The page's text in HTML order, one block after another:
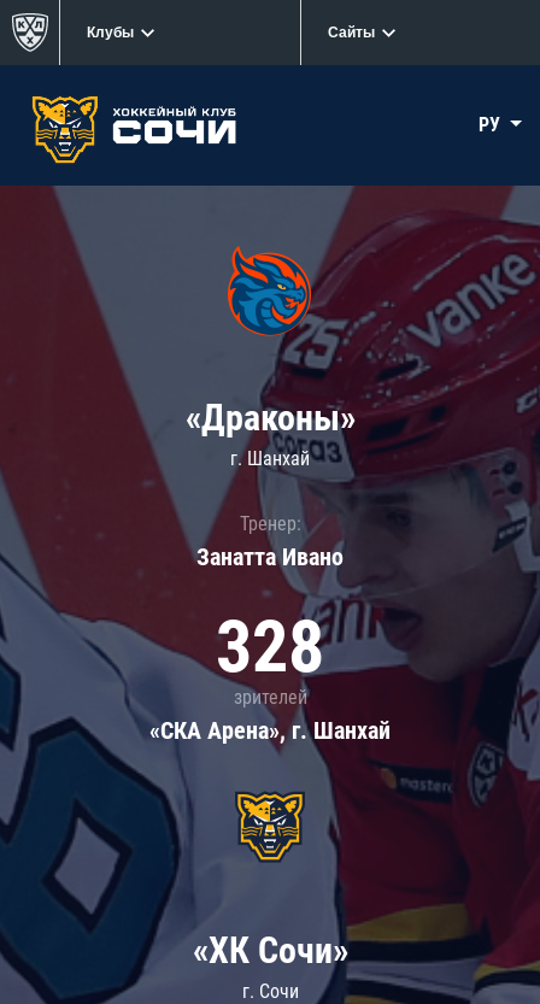
Клубы Сайты
РУ
«Драконы»
г. Шанхай
Тренер:
Занатта Иванo
328
зрителей
«СКА Арена», г. Шанхай
«ХК Сочи»
г. Сочи